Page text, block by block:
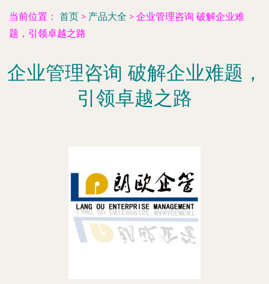
当前位置： 首页 > 产品大全 > 企业管理咨询 破解企业难
题，引领卓越之路
企业管理咨询 破解企业难题，
引领卓越之路